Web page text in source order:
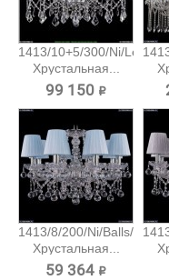
1413/10+5/300/Ni/Leafs
Хрустальная...
99 150 ₽
1413/8/200/Ni/Balls/SH4
Хрустальная...
59 364 ₽